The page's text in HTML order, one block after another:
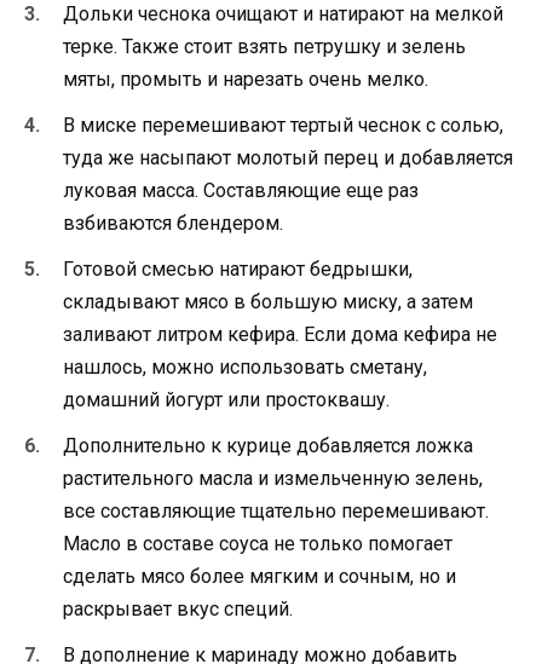
Дольки чеснока очищают и натирают на мелкой
терке. Также стоит взять петрушку и зелень
мяты, промыть и нарезать очень мелко.
В миске перемешивают тертый чеснок с солью,
туда же насыпают молотый перец и добавляется
луковая масса. Составляющие еще раз
взбиваются блендером.
Готовой смесью натирают бедрышки,
складывают мясо в большую миску, а затем
заливают литром кефира. Если дома кефира не
нашлось, можно использовать сметану,
домашний йогурт или простоквашу.
Дополнительно к курице добавляется ложка
растительного масла и измельченную зелень,
все составляющие тщательно перемешивают.
Масло в составе соуса не только помогает
сделать мясо более мягким и сочным, но и
раскрывает вкус специй.
В дополнение к маринаду можно добавить